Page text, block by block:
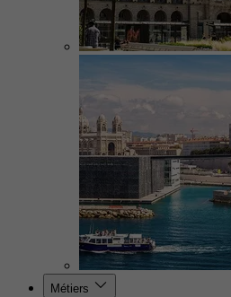
Métiers